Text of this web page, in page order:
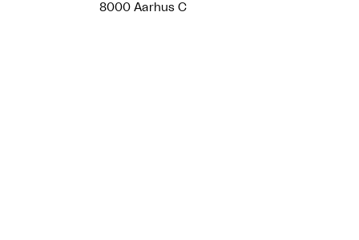
8000 Aarhus C